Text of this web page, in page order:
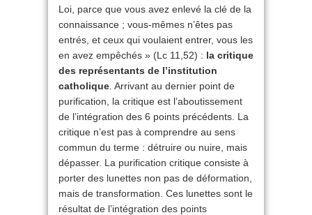
Loi, parce que vous avez enlevé la clé de la
connaissance ; vous-mêmes n’êtes pas
entrés, et ceux qui voulaient entrer, vous les
en avez empêchés » (Lc 11,52) : la critique
des représentants de l’institution
catholique . Arrivant au dernier point de
purification, la critique est l’aboutissement
de l’intégration des 6 points précédents. La
critique n’est pas à comprendre au sens
commun du terme : détruire ou nuire, mais
dépasser. La purification critique consiste à
porter des lunettes non pas de déformation,
mais de transformation. Ces lunettes sont le
résultat de l’intégration des points